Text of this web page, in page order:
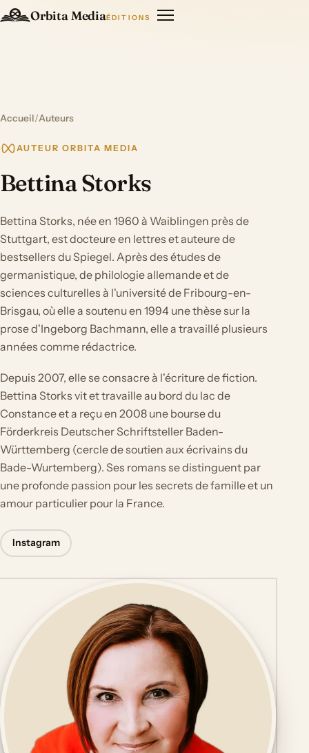
Orbita MediaÉDITIONS
Accueil/Auteurs
AUTEUR ORBITA MEDIA
Bettina Storks
Bettina Storks, née en 1960 à Waiblingen près de
Stuttgart, est docteure en lettres et auteure de
bestsellers du Spiegel. Après des études de
germanistique, de philologie allemande et de
sciences culturelles à l'université de Fribourg-en-
Brisgau, où elle a soutenu en 1994 une thèse sur la
prose d'Ingeborg Bachmann, elle a travaillé plusieurs
années comme rédactrice.
Depuis 2007, elle se consacre à l'écriture de fiction.
Bettina Storks vit et travaille au bord du lac de
Constance et a reçu en 2008 une bourse du
Förderkreis Deutscher Schriftsteller Baden-
Württemberg (cercle de soutien aux écrivains du
Bade-Wurtemberg). Ses romans se distinguent par
une profonde passion pour les secrets de famille et un
amour particulier pour la France.
Instagram